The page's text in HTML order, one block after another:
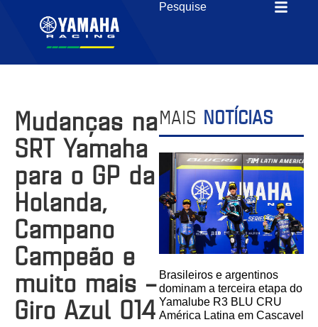
Mudanças na
SRT Yamaha
para o GP da
Holanda,
Campano
Campeão e
muito mais –
Giro Azul 014
MAIS NOTÍCIAS
Brasileiros e argentinos
dominam a terceira etapa do
Yamalube R3 BLU CRU
América Latina em Cascavel